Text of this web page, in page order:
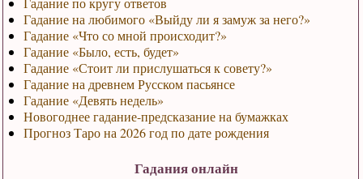
Гадание на любимого «Выйду ли я замуж за него?»
Гадание «Что со мной происходит?»
Гадание «Было, есть, будет»
Гадание «Стоит ли прислушаться к совету?»
Гадание на древнем Русском пасьянсе
Гадание «Девять недель»
Новогоднее гадание-предсказание на бумажках
Прогноз Таро на 2026 год по дате рождения
Гадания онлайн